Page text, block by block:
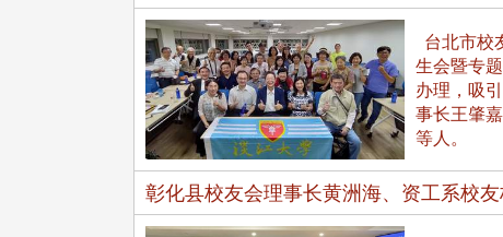
台北市校
生会暨专
办理，吸
事长王肇
等人。
彰化县校友会理事长黄洲海、资工系校
月28日在台北校区盛大举办
人科技与前瞻应用论坛」，特
捐款征信、其他消
个人资料保护声明
4 版 捐款征信、其他消
息
欢迎订阅校友e报！